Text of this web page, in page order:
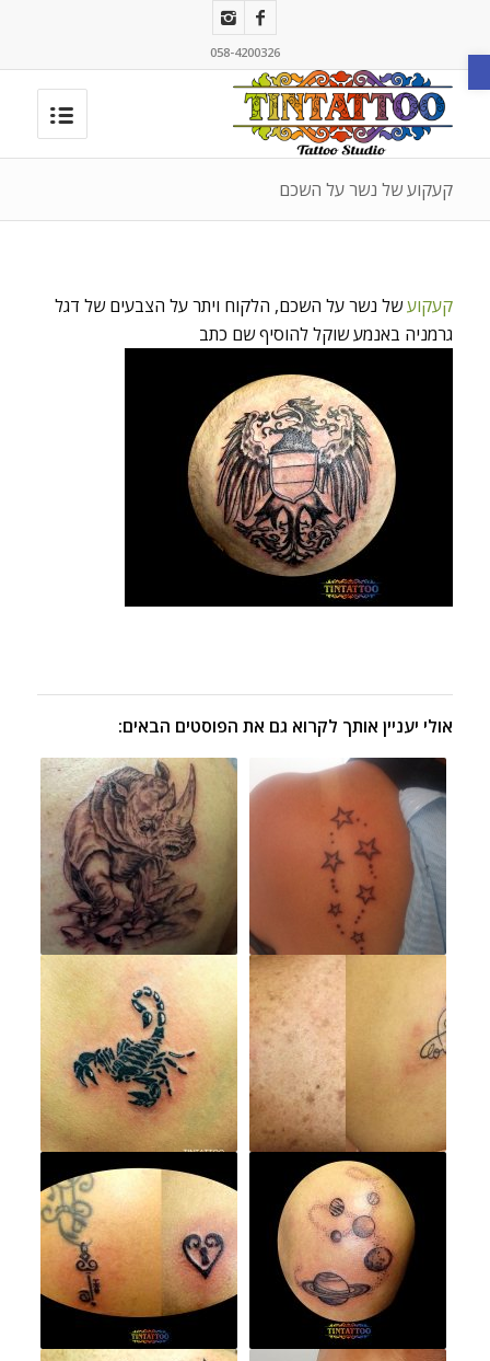
פתח סרגל נגישות 058-4200326
קעקוע של נשר על השכם
קעקועשל נשר על השכם, הלקוח ויתר על הצבעים של דגל
גרמניה באנמע שוקל להוסיף שם כתב
אולי יעניין אותך לקרוא גם את הפוסטים הבאים: